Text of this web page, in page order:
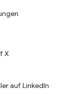
X
auf LinkedIn